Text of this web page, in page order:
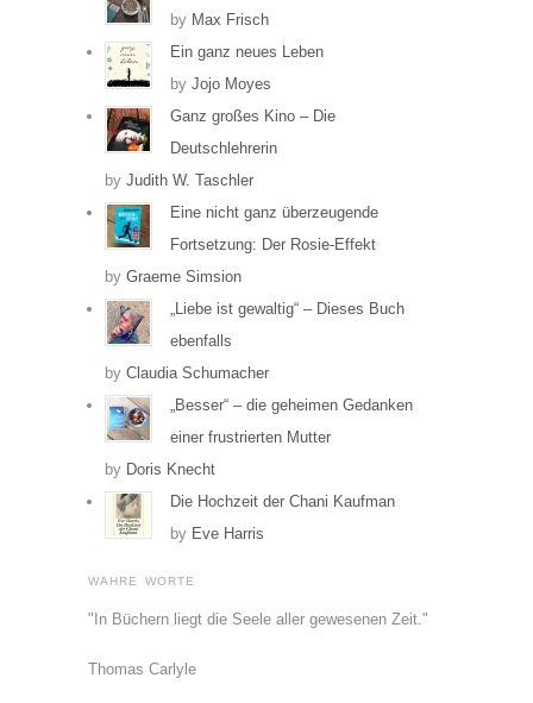
by Max Frisch
Ein ganz neues Leben
by Jojo Moyes
Ganz großes Kino – Die
Deutschlehrerin
by Judith W. Taschler
Eine nicht ganz überzeugende
Fortsetzung: Der Rosie-Effekt
by Graeme Simsion
„Liebe ist gewaltig“ – Dieses Buch
ebenfalls
by Claudia Schumacher
„Besser“ – die geheimen Gedanken
einer frustrierten Mutter
by Doris Knecht
Die Hochzeit der Chani Kaufman
by Eve Harris
WAHRE WORTE
"In Büchern liegt die Seele aller gewesenen Zeit."
Thomas Carlyle